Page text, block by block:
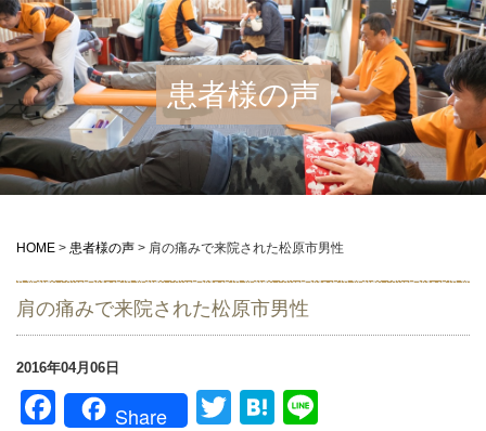
患者様の声
HOME > 患者様の声 > 肩の痛みで来院された松原市男性
肩の痛みで来院された松原市男性
2016年04月06日
Facebook
Share TwitterHatena